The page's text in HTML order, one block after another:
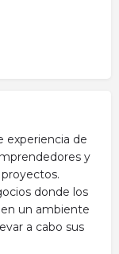
experiencia de
y
donde los
un ambiente
a cabo sus